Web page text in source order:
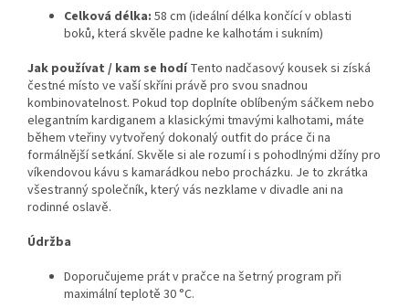
Celková délka: 58 cm (ideální délka končící v oblasti
boků, která skvěle padne ke kalhotám i sukním)
Jak používat / kam se hodíTento nadčasový kousek si získá
čestné místo ve vaší skříni právě pro svou snadnou
kombinovatelnost. Pokud top doplníte oblíbeným sáčkem nebo
elegantním kardiganem a klasickými tmavými kalhotami, máte
během vteřiny vytvořený dokonalý outfit do práce či na
formálnější setkání. Skvěle si ale rozumí i s pohodlnými džíny pro
víkendovou kávu s kamarádkou nebo procházku. Je to zkrátka
všestranný společník, který vás nezklame v divadle ani na
rodinné oslavě.
Údržba
Doporučujeme prát v pračce na šetrný program při
maximální teplotě 30 °C.